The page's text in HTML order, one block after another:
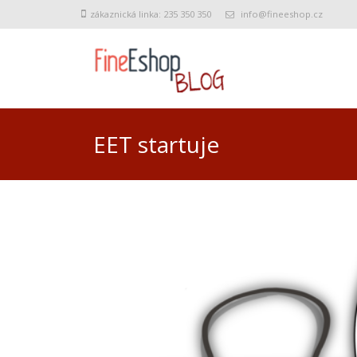
zákaznická linka: 235 350 350 info@fineeshop.cz
EET startuje